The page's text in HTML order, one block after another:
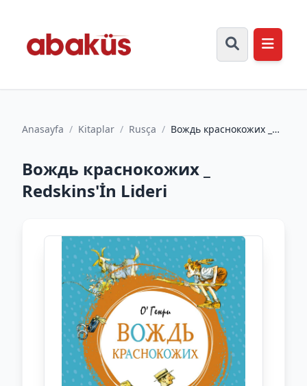
Anasayfa / Kitaplar / Rusça / Вождь краснокожих _
Вождь краснокожих _
Redskins'İn Lideri